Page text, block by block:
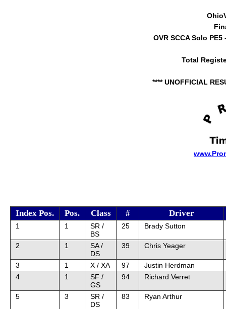
OVR SCCA Solo
Total
**** UNOFFICIAL
Index Pos. Pos. Class # Driver
1 1
SR /
BS
25 Brady Sutton
2 1
SA /
DS
39 Chris Yeager
3 1 X / XA 97
Justin Herdman
4
1
SF /
GS
94 Richard Verret
5 3
SR /
DS
83 Ryan Arthur